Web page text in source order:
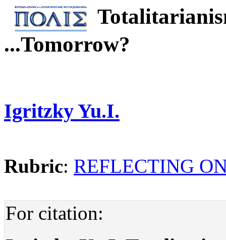
...Tomorrow?
Igritzky Yu.I.
Rubric: REFLECTING
For citation: